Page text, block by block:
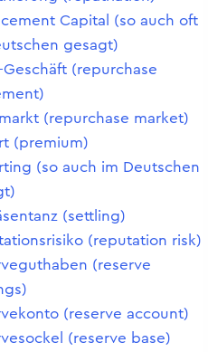
Capital (so auch oft
gesagt)
Geschäft (repurchase
(repurchase market)
(premium)
(so auch im Deutschen
(settling)
(reputation risk)
(reserve
(reserve account)
(reserve base)